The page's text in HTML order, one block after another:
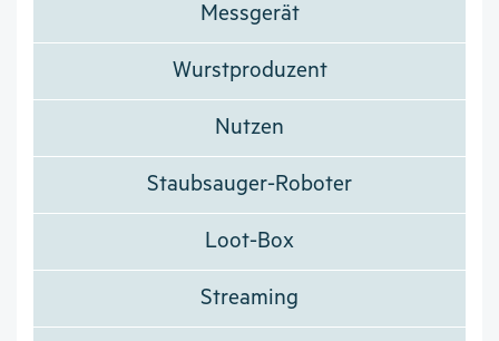
Messgerät
Wurstproduzent
Nutzen
Staubsauger-Roboter
Loot-Box
Streaming